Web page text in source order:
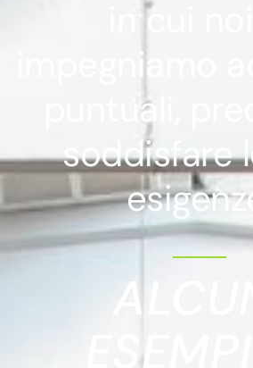
in cui noi
impegniamo
puntuali,
soddisfare